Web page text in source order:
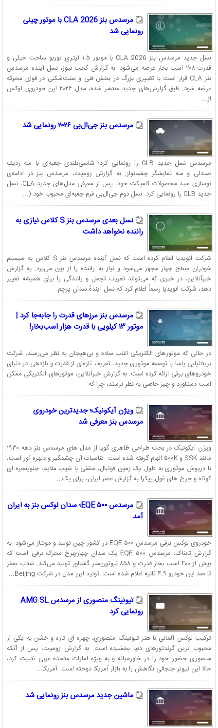
مرسدس بنز CLA 2026 با موتور چینی
رونمایی شد
نسل جدید مرسدس بنز CLA 2026 با موتور ۱.۵ لیتری توربو ساخت جیلی و
قدرت ۲۰۸ اسب بخار عرضه می‌شود. به گزارش گجت نیوز، نسل آینده مرسدس
بنز CLA قرار است با تغییری بزرگ در بخش فنی و سنت‌شکنی در قوای محرکه
عرضه شود. طبق گزارش‌های جدید منتشر شده، مدل ۲۰۲۶ این خودروی لوکس
از...
مرسدس بنز جی‌ال‌بی ۲۰۲۶ رونمایی شد
مرسدس نسل جدید GLB را رونمایی کرد؛ شاسی‌بلندی جعبه‌ای با سه ردیف
صندلی و سه نمایشگر چشم‌نواز. به گزارش زومیت، مرسدس بنز در ادامه‌ی
نوسازی سبد محصولات کامپکت خود، پس از معرفی مدل‌های جدید CLA، نسل
جدید GLB را رونمایی کرد. نسل دوم جی‌ال‌بی فرم جعبه‌ای محبوب خود (...
نسل بعدی مرسدس بنز S کلاس نیازی به
راننده نخواهد داشت
شرکت انویدیا اعلام کرده است که نسل آینده مرسدس بنز S کلاس به سیستم
خودران سطح چهار مجهز می‌شود و نیاز به راننده را از بین می‌برد. به گزارش
خبرآنلاین، در خبری که می‌تواند تعریف تجمل و رانندگی را برای همیشه تغییر
دهد، شرکت انویدیا رسماً اعلام کرد که نسل آیندهٔ سدان پرچم...
مرسدس بنز مرزهای قدرت را جابه‌جا کرد |
موتور ۱۳ کیلویی با قدرت هزار اسب‌بخار!
در حالی‌ که موتورهای الکتریکی اغلب ساده و بی‌هیجان به نظر می‌رسند، شرکت
بریتانیایی یاسا با توسعه‌ موتوری جدید، تعریف تازه‌ای از قدرت و بازدهی در دنیای
خودروهای برقی ارائه کرده است. به گزارش خبرآنلاین، موتورهای الکتریکی ممکن
است دستاورد و چیز خاصی به نظر نرسند، چرا که...
ویژن آیکونیک؛ جدیدترین خودروی
مرسدس بنز معرفی شد
ویژن آیکونیک در بحث طراحی ظاهری گویا از مدل‌ های مرسدس‌ بنز دهه ۱۹۳۰
مانند SSK و ۵۰۰K الهام گرفته شده است. تناسبات آن چشمگیر و دلهره‌ آور است،
با درپوش موتوری به طول یک زمین فوتبال، سقفی با شیب ملایم، جلوپنجره‌ ای
کوتاه و چرخ‌ های غول‌ پیکر! به گزارش عصر ایران، برای یک...
مرسدس EQE ۵۰۰؛ سدان لوکس بنز به ایران
آمد
خودروی لوکس برقی مرسدس EQE ۵۰۰ در کشور چین تولید و مونتاژ می‌شود. به
گزارش تابناک، مرسدس EQE ۵۰۰ یک سدان چهارچرخ محرک برقی است که
بیش از ۴۰۰ اسب بخار قدرت و ۸۵۸ نیوتون‌متر گشتاور تولید می‌کند. شتاب صفر
تا صد این خودرو ۴.۹ ثانیه اعلام شده است. تولید این مدل در شرکت Beijing...
تیونینگ منصوری از مرسدس AMG SL
رونمایی کرد
ترکیب لوکس آلمانی با هنر تیونینگ منصوری، چهره ای تازه و خشن به یکی از
محبوب ترین گرندتورهای دنیا بخشیده است. به گزارش زومیت، پس از آنکه
منصوری حضور خود را در خاورمیانه و به ویژه امارات متحده عربی تثبیت کرد،
حالا این تیونر جنجالی نگاهش را به بازار آمریکا دوخته است. آمريکا...
ماشین جدید مرسدس بنز رونمایی شد